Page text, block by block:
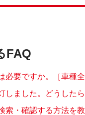
FAQ
必要ですか。［車種全
しました。どうした
索・確認する方法を